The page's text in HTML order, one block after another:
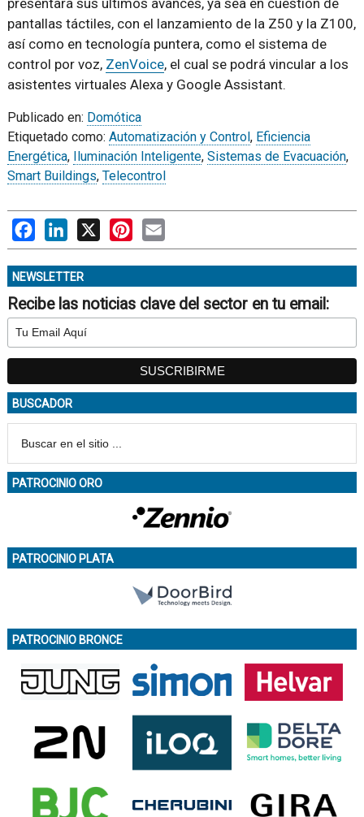
pantallas táctiles, con el lanzamiento de la Z50 y la Z100,
así como en tecnología puntera, como el sistema de
control por voz, ZenVoice, el cual se podrá vincular a los
asistentes virtuales Alexa y Google Assistant.
Publicado en: Domótica
Etiquetado como: Automatización y Control, Eficiencia
Energética, Iluminación Inteligente, Sistemas de Evacuación,
Smart Buildings, Telecontrol
FacebookLinkedIn
X PinterestEmail
NEWSLETTER
Recibe las noticias clave del sector en tu email:
BUSCADOR
PATROCINIO ORO
PATROCINIO PLATA
PATROCINIO BRONCE